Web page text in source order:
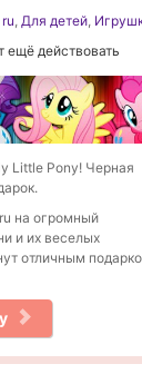
, Для детей,
ещё действовать
Little Pony! Черная
на огромный
и их веселых
отличным